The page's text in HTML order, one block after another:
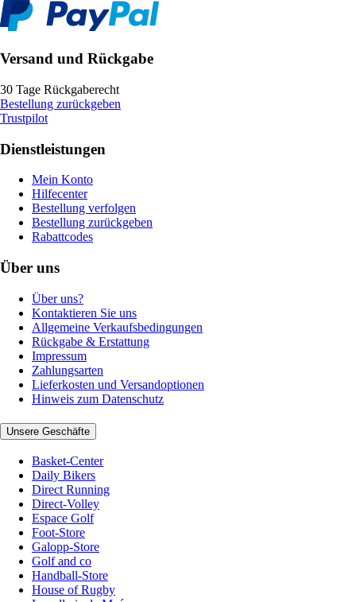
Versand und Rückgabe
30 Tage Rückgaberecht
Bestellung zurückgeben
Trustpilot
Dienstleistungen
Mein Konto
Hilfecenter
Bestellung verfolgen
Bestellung zurückgeben
Rabattcodes
Über uns
Über uns?
Kontaktieren Sie uns
Allgemeine Verkaufsbedingungen
Rückgabe & Erstattung
Impressum
Zahlungsarten
Lieferkosten und Versandoptionen
Hinweis zum Datenschutz
Unsere Geschäfte
Basket-Center
Daily Bikers
Direct Running
Direct-Volley
Espace Golf
Foot-Store
Galopp-Store
Golf and co
Handball-Store
House of Rugby